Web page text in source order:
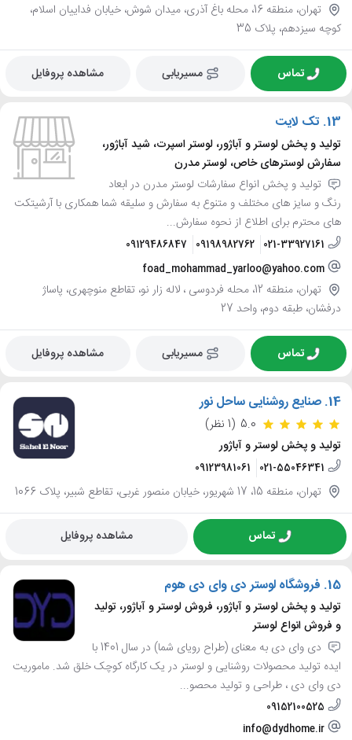
تهران، منطقه 16، محله باغ آذری، میدان شوش، خیابان فداییان اسلام،
کوچه سیزدهم، پلاک 35
تماس مسیریابی مشاهده پروفایل
13. تک لایت
تولید و پخش لوستر و آباژور، لوستر اسپرت، شید آباژور،
سفارش لوسترهای خاص، لوستر مدرن
تولید و پخش انواع سفارشات لوستر مدرن در ابعاد
رنگ و سایز های مختلف و متنوع به سفارش و سلیقه شما همکاری با آرشیتکت
های محترم برای اطلاع از نحوه سفارش...
021-33927161
09198982762
09129486847
foad_mohammad_yarloo@yahoo.com
تهران، منطقه 12، محله فردوسی ، لاله زار نو، تقاطع منوچهری، پاساژ
درفشان، طبقه دوم، واحد 27
تماس مسیریابی مشاهده پروفایل
14. صنایع روشنایی ساحل نور
5.0 (1 نظر)
تولید و پخش لوستر و آباژور
021-55046341
09123981061
تهران، منطقه 15، 17 شهریور، خیابان منصور غربی، تقاطع شبیر، پلاک 1066
تماس مشاهده پروفایل
15. فروشگاه لوستر دی وای دی هوم
تولید و پخش لوستر و آباژور، فروش لوستر و آباژور، تولید
و فروش انواع لوستر
دی وای دی به معنای (طراح رویای شما) در سال 1401 با
ایده تولید محصولات روشنایی و لوستر در یک کارگاه کوچک خلق شد. ماموریت
دی وای دی ، طراحی و تولید محصو...
09152100525
info@dydhome.ir